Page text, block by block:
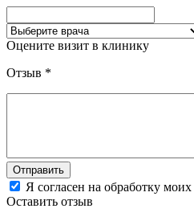
Оцените визит в клинику
Отзыв *
Отправить
Я согласен на обработку моих
Оставить отзыв